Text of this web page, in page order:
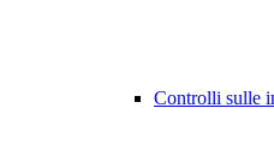
Controlli sulle